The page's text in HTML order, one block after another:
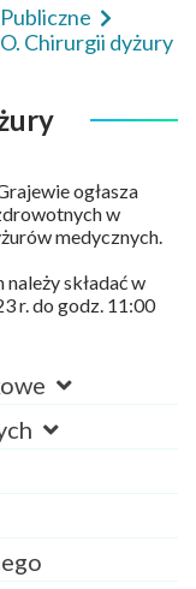
Chirurgii dyżury
ogłasza
w
medycznych.
składać w
r. do godz. 11:00